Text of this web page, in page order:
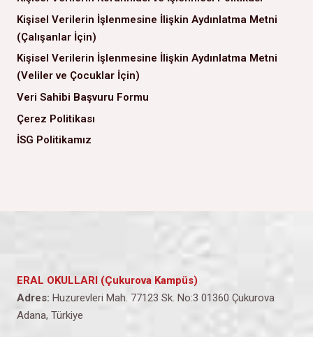
Kişisel Verilerin İşlenmesine İlişkin Aydınlatma Metni
(Çalışanlar İçin)
Kişisel Verilerin İşlenmesine İlişkin Aydınlatma Metni
(Veliler ve Çocuklar İçin)
Veri Sahibi Başvuru Formu
Çerez Politikası
İSG Politikamız
ERAL OKULLARI (Çukurova Kampüs)
Adres: Huzurevleri Mah. 77123 Sk. No:3 01360 Çukurova
Adana, Türkiye